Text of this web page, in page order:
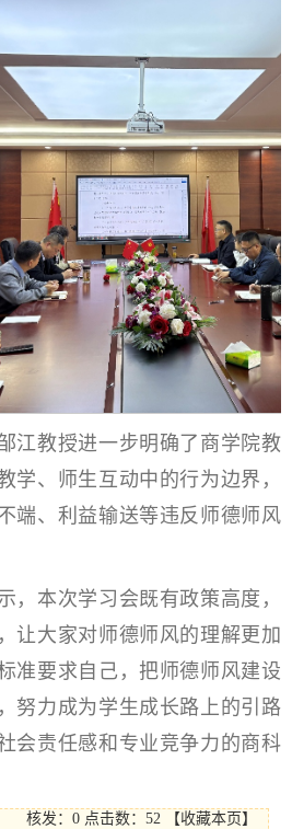
江教授进一步明确了商学院教
学、师生互动中的行为边界，
端、利益输送等违反师德师风
，本次学习会既有政策高度，
让大家对师德师风的理解更加
准要求自己，把师德师风建设
努力成为学生成长路上的引路
会责任感和专业竞争力的商科
核发：0 点击数：52 【收藏本页 】